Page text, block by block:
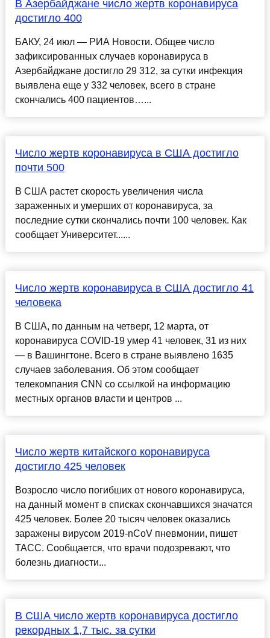
В Азербайджане число жертв коронавируса
достигло 400
БАКУ, 24 июл — РИА Новости. Общее число
зафиксированных случаев коронавируса в
Азербайджане достигло 29 312, за сутки инфекция
выявлена еще у 332 человек, всего в стране
скончались 400 пациентов…...
Число жертв коронавируса в США достигло
почти 500
В США растет скорость увеличения числа
зараженных и умерших от коронавируса, за
последние сутки скончались почти 100 человек. Как
сообщает Университет......
Число жертв коронавируса в США достигло 41
человека
В США, по данным на четверг, 12 марта, от
коронавируса COVID-19 умер 41 человек, 31 из них
— в Вашингтоне. Всего в стране выявлено 1635
случаев заболевания. Об этом сообщает
телекомпания CNN со ссылкой на информацию
местных органов власти и центров ...
Число жертв китайского коронавируса
достигло 425 человек
Возросло число погибших от нового коронавируса,
на данный момент в списках скончавшихся значатся
425 человек. Более 20 тысяч человек оказались
заражены вирусом 2019-nCoV пневмонии, пишет
ТАСС. Сообщается, что врачи подозревают, что
болезнь диагности...
В США число жертв коронавируса достигло
рекордных 1,7 тыс. за сутки